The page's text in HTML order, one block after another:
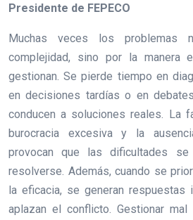
Presidente de FEPECO
Muchas veces los problemas
complejidad, sino por la manera
gestionan. Se pierde tiempo en
en decisiones tardías o en
conducen a soluciones reales. La
burocracia excesiva y la
provocan que las dificultades
resolverse. Además, cuando se
la eficacia, se generan respuestas
aplazan el conflicto. Gestionar